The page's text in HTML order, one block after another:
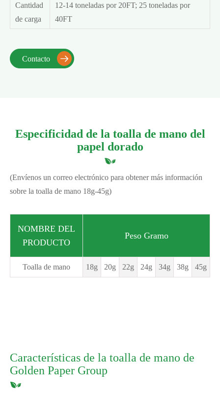
Cantidad
de carga
12-14 toneladas por 20FT; 25 toneladas por
40FT
Contacto 
Especificidad de la toalla de mano del
papel dorado
(Envíenos un correo electrónico para obtener más información
sobre la toalla de mano 18g-45g)
NOMBRE DEL
PRODUCTO
Peso Gramo
Toalla de mano 18g 20g 22g 24g 34g 38g 45g
Características de la toalla de mano de
Golden Paper Group